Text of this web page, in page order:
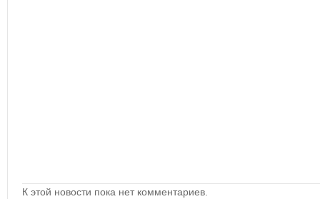
К этой новости пока нет комментариев.